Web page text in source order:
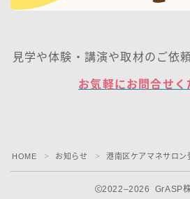
見学や体験・講演や取材のご依
お気軽にお問合せく
HOME ＞ お知らせ ＞ 港南区ケアマネサロン
2022–2026 GrASP